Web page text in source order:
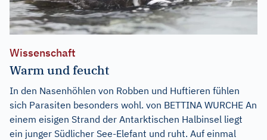
Wissenschaft
Warm und feucht
In den Nasenhöhlen von Robben und Huftieren fühlen
sich Parasiten besonders wohl. von BETTINA WURCHE An
einem eisigen Strand der Antarktischen Halbinsel liegt
ein junger Südlicher See-Elefant und ruht. Auf einmal